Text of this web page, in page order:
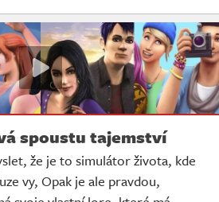
spoustu tajemství
že je to simulátor života, kde
vy, Opak je ale pravdou,